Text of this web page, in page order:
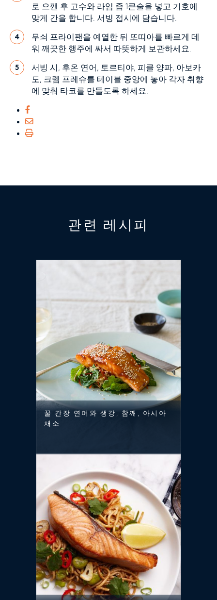
로 으깬 후 고수와 라임 즙 1큰술을 넣고 기호에
맞게 간을 합니다. 서빙 접시에 담습니다.
4
무쇠 프라이팬을 예열한 뒤 또띠아를 빠르게 데
워 깨끗한 행주에 싸서 따뜻하게 보관하세요.
5
서빙 시, 후온 연어, 토르티야, 피클 양파, 아보카
도, 크렘 프레슈를 테이블 중앙에 놓아 각자 취향
에 맞춰 타코를 만들도록 하세요.
관련 레시피
꿀 간장 연어와 생강, 참깨, 아시아
채소